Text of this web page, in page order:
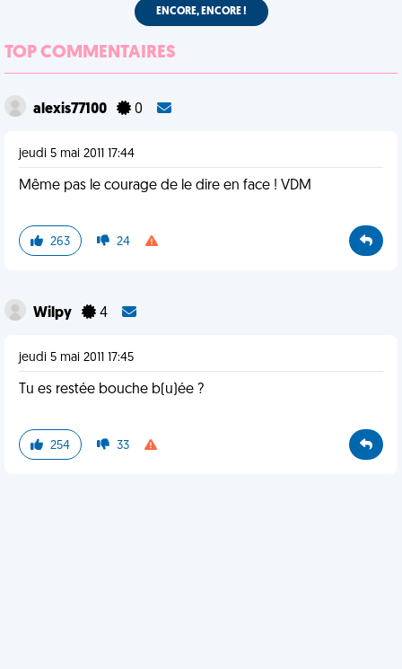
ENCORE, ENCORE !
TOP COMMENTAIRES
alexis77100 0
jeudi 5 mai 2011 17:44
Même pas le courage de le dire en face ! VDM
263 24
Wilpy 4
jeudi 5 mai 2011 17:45
Tu es restée bouche b(u)ée ?
254 33